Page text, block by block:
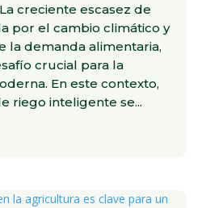
creciente escasez de
por el cambio climático y
la demanda alimentaria,
crucial para la
En este contexto,
riego inteligente se...